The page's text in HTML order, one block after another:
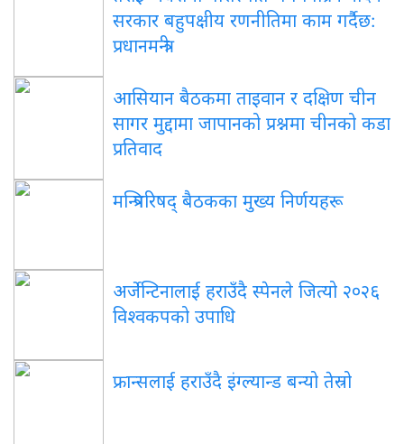
सरकार बहुपक्षीय रणनीतिमा काम गर्दैछ:
प्रधानमन्त्री
आसियान बैठकमा ताइवान र दक्षिण चीन
सागर मुद्दामा जापानको प्रश्नमा चीनको कडा
प्रतिवाद
मन्त्रिपरिषद् बैठकका मुख्य निर्णयहरू
अर्जेन्टिनालाई हराउँदै स्पेनले जित्यो २०२६
विश्वकपको उपाधि
फ्रान्सलाई हराउँदै इंग्ल्यान्ड बन्यो तेस्रो